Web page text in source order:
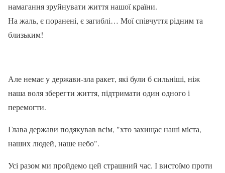
намагання зруйнувати життя нашої країни.
На жаль, є поранені, є загиблі… Мої співчуття рідним та
близьким!
Але немає у держави-зла ракет, які були б сильніші, ніж
наша воля зберегти життя, підтримати один одного і
перемогти.
Глава держави подякував всім, "хто захищає наші міста,
наших людей, наше небо".
Усі разом ми пройдемо цей страшний час. І вистоїмо проти